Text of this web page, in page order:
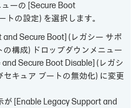
ーの [Secure Boot
の設定) を選択します。
Secure Boot] (レガシー サポ
構成) ドロップダウンメニュー
Secure Boot Disable] (レガシ
キュア ブートの無効化) に変更
[Enable Legacy Support and